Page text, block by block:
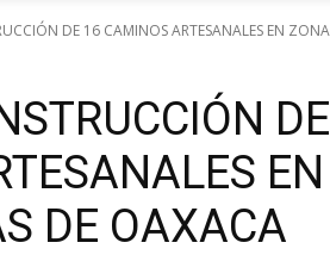
DE 16 CAMINOS ARTESANALES EN
DE OAXACA